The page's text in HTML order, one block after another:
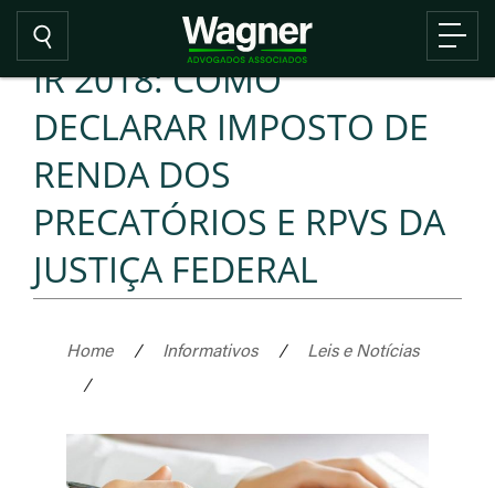
IR 2018: COMO
DECLARAR IMPOSTO DE
RENDA DOS
PRECATÓRIOS E RPVS DA
JUSTIÇA FEDERAL
Home / Informativos /
Leis e Notícias
/